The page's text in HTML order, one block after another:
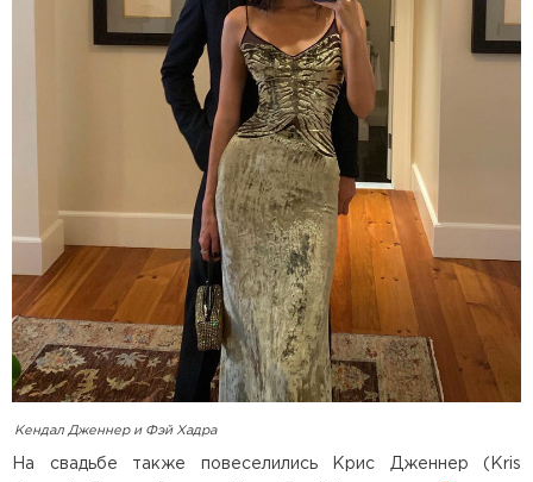
Кендал Дженнер и Фэй Хадра
На свадьбе также повеселились Крис Дженнер (Kris